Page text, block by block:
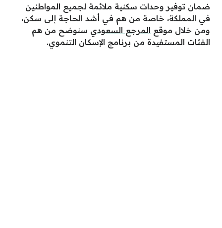
ضمان توفير وحدات سكنية ملائمة لجميع المواطنين
في المملكة، خاصة من هم في أشد الحاجة إلى سكن،
ومن خلال موقع المرجع السعودي سنوضح من هم
الفئات المستفيدة من برنامج الإسكان التنموي.